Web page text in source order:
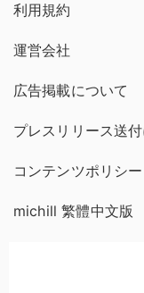
利用規約
運営会社
広告掲載について
プレスリリース送
コンテンツポリシー
michill 繁體中文版